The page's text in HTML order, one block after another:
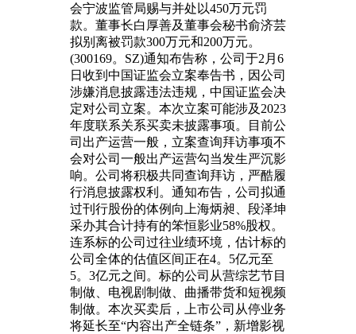
会宁波监管局赐与并处以450万元罚
款。董事长白厚善及董事会秘书俞济芸
拟别离被罚款300万元和200万元。
(300169。SZ)通知布告称，公司于2月6
日收到中国证监会立案奉告书，因公司
涉嫌消息披露违法违规，中国证监会决
定对公司立案。本次立案可能涉及2023
年度联系关系买卖未披露事项。目前公
司出产运营一般，立案查询拜访事项不
会对公司一般出产运营勾当发生严沉影
响。公司将积极共同查询拜访，严酷履
行消息披露权利。通知布告，公司拟通
过刊行股份的体例向上海炳昶、段泽坤
采办其合计持有的笨恒影业58%股权。
连系标的公司过往业绩环境，估计标的
公司全体的估值区间正在4。5亿元至
5。3亿元之间。标的公司从营综艺节目
制做、电视剧制做、曲播带货和短视频
制做。本次买卖后，上市公司从停业务
将延长至“内容出产全链条”，新增影视